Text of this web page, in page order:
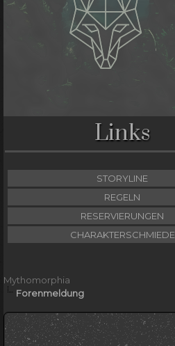
Links
STORYLINE
REGELN
RESERVIERUNGEN
CHARAKTERSCHMIEDE
Mythomorphia
Forenmeldung